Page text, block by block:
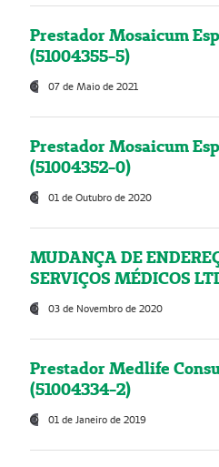
Prestador Mosaicum
(51004355-5)
07 de Maio de 2021
Prestador Mosaicum
(51004352-0)
01 de Outubro de 2020
MUDANÇA DE
SERVIÇOS MÉDICOS
03 de Novembro de 2020
Prestador Medlife
(51004334-2)
01 de Janeiro de 2019